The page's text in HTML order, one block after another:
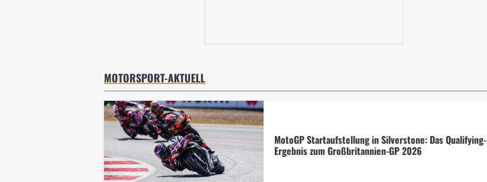
MOTORSPORT-AKTUELL
MotoGP Startaufstellung in Silverstone: Das Qualifying-
Ergebnis zum Großbritannien-GP 2026